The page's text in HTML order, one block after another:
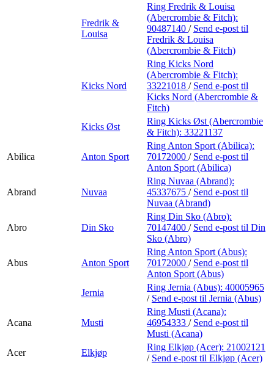
Fredrik &
Louisa
Ring Fredrik & Louisa
(Abercrombie & Fitch):
90487140 / Send e-post til
Fredrik & Louisa
(Abercrombie & Fitch)
Kicks Nord
Ring Kicks Nord
(Abercrombie & Fitch):
33221018 / Send e-post til
Kicks Nord (Abercrombie &
Fitch)
Kicks Øst
Ring Kicks Øst (Abercrombie
& Fitch): 33221137
Abilica Anton Sport
Ring Anton Sport (Abilica):
70172000 / Send e-post til
Anton Sport (Abilica)
Abrand Nuvaa
Ring Nuvaa (Abrand):
45337675 / Send e-post til
Nuvaa (Abrand)
Abro Din Sko
Ring Din Sko (Abro):
70147400 / Send e-post til Din
Sko (Abro)
Abus Anton Sport
Ring Anton Sport (Abus):
70172000 / Send e-post til
Anton Sport (Abus)
Jernia
Ring Jernia (Abus): 40005965
/ Send e-post til Jernia (Abus)
Acana Musti
Ring Musti (Acana):
46954333 / Send e-post til
Musti (Acana)
Acer
Elkjøp
Ring Elkjøp (Acer): 21002121
/ Send e-post til Elkjøp (Acer)